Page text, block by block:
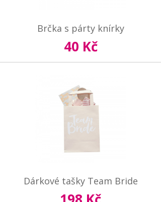
Brčka s párty knírky
40 Kč
Dárkové tašky Team Bride